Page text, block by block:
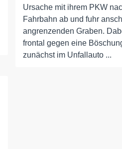
Ursache mit ihrem PKW
Fahrbahn ab und fuhr
angrenzenden Graben.
frontal gegen eine
zunächst im Unfallauto ...